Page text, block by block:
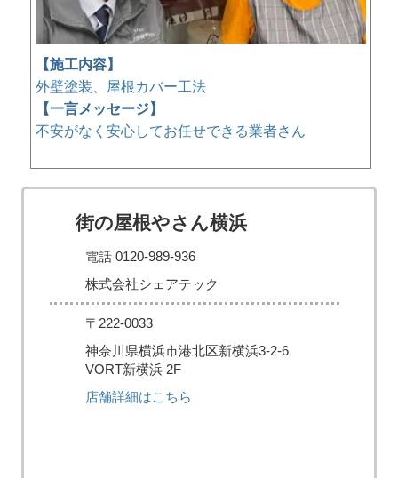
【施工内容】
外壁塗装、屋根カバー工法
【一言メッセージ】
不安がなく安心してお任せできる業者さん
街の屋根やさん横浜
電話 0120-989-936
株式会社シェアテック
〒222-0033
神奈川県横浜市港北区新横浜3-2-6
VORT新横浜 2F
店舗詳細はこちら